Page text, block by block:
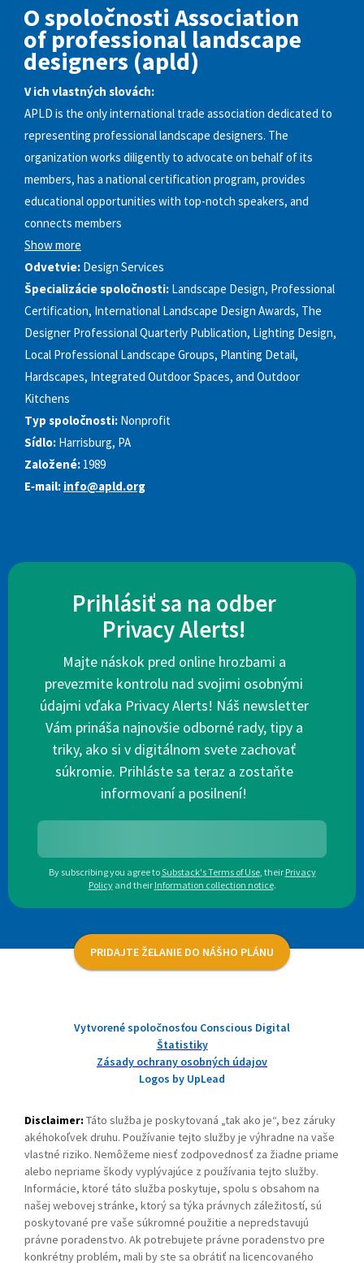
O spoločnosti Association
of professional landscape
designers (apld)
V ich vlastných slovách:
APLD is the only international trade association dedicated to
representing professional landscape designers. The
organization works diligently to advocate on behalf of its
members, has a national certification program, provides
educational opportunities with top-notch speakers, and
connects members
Show more
Odvetvie: Design Services
Špecializácie spoločnosti: Landscape Design, Professional
Certification, International Landscape Design Awards, The
Designer Professional Quarterly Publication, Lighting Design,
Local Professional Landscape Groups, Planting Detail,
Hardscapes, Integrated Outdoor Spaces, and Outdoor
Kitchens
Typ spoločnosti: Nonprofit
Sídlo: Harrisburg, PA
Založené: 1989
E‑mail: info@apld.org
Prihlásiť sa na odber
Privacy Alerts!
Majte náskok pred online hrozbami a
prevezmite kontrolu nad svojimi osobnými
údajmi vďaka Privacy Alerts! Náš newsletter
Vám prináša najnovšie odborné rady, tipy a
triky, ako si v digitálnom svete zachovať
súkromie. Prihláste sa teraz a zostaňte
informovaní a posilnení!
By subscribing you agree toSubstack's Terms of Use, their Privacy
Policy and their Information collection notice.
PRIDAJTE ŽELANIE DO NÁŠHO PLÁNU
Vytvorené spoločnosťou Conscious Digital
Štatistiky
Zásady ochrany osobných údajov
Logos by UpLead
Disclaimer: Táto služba je poskytovaná „tak ako je“, bez záruky
akéhokoľvek druhu. Používanie tejto služby je výhradne na vaše
vlastné riziko. Nemôžeme niesť zodpovednosť za žiadne priame
alebo nepriame škody vyplývajúce z používania tejto služby.
Informácie, ktoré táto služba poskytuje, spolu s obsahom na
našej webovej stránke, ktorý sa týka právnych záležitostí, sú
poskytované pre vaše súkromné použitie a nepredstavujú
právne poradenstvo. Ak potrebujete právne poradenstvo pre
konkrétny problém, mali by ste sa obrátiť na licencovaného